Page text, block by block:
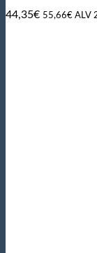
44,35€ 55,66€ ALV